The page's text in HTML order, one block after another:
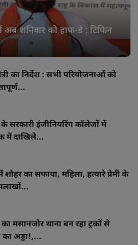
अब शनिवार को हाफ-डे : टिफिन
का निर्देश : सभी परियोजनाओं को
के सरकारी इंजीनियरिंग कॉलेजों में
में दाखिले...
का सफाया, महिला, हत्यारे प्रेमी के
मसानजोर थाना बन रहा ट्रकों से
अड्डा!,...